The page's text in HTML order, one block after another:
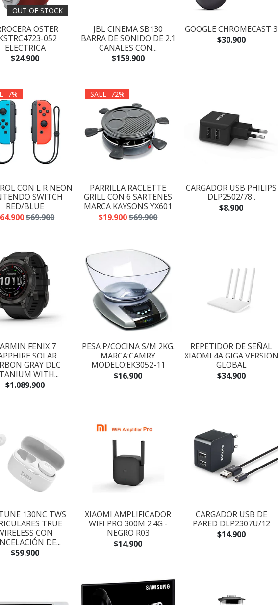
OUT OF STOCK
OSTER
052
ELECTRICA
$24.900
JBL CINEMA SB130
BARRA DE SONIDO DE 2.1
CANALES CON...
$159.900
GOOGLE CHROMECAST 3
$30.900
-7%
CON L R NEON
SWITCH
RED/BLUE
$69.900
SALE -72%
PARRILLA RACLETTE
GRILL CON 6 SARTENES
MARCA KAYSONS YX601
$19.900$69.900
CARGADOR USB PHILIPS
DLP2502/78 .
$8.900
FENIX 7
SOLAR
GRAY DLC
WITH...
$1.089.900
PESA P/COCINA S/M 2KG.
MARCA:CAMRY
MODELO:EK3052-11
$16.900
REPETIDOR DE SEÑAL
XIAOMI 4A GIGA VERSION
GLOBAL
$34.900
130NC TWS
TRUE
CON
DE...
$59.900
XIAOMI AMPLIFICADOR
WIFI PRO 300M 2.4G -
NEGRO R03
$14.900
CARGADOR USB DE
PARED DLP2307U/12
$14.900